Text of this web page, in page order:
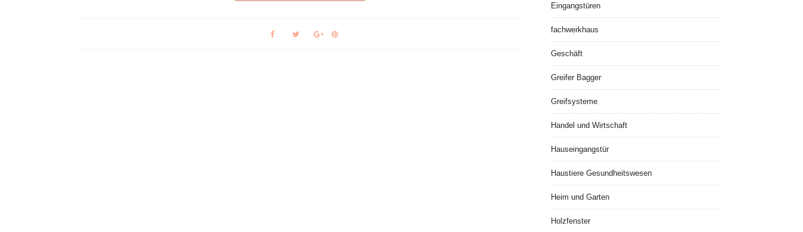
Eingangstüren
fachwerkhaus
Geschäft
Greifer Bagger
Greifsysteme
Handel und Wirtschaft
Hauseingangstür
Haustiere Gesundheitswesen
Heim und Garten
Holzfenster